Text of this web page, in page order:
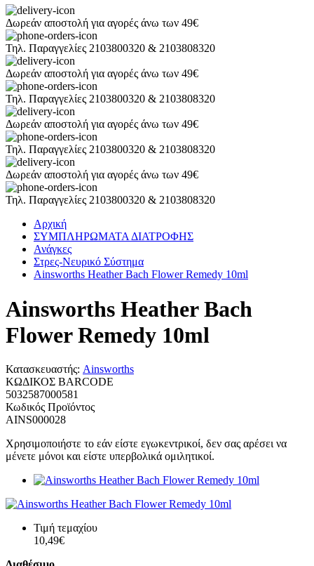
Δωρεάν αποστολή για αγορές άνω των 49€
Τηλ. Παραγγελίες 2103800320 & 2103808320
Δωρεάν αποστολή για αγορές άνω των 49€
Τηλ. Παραγγελίες 2103800320 & 2103808320
Δωρεάν αποστολή για αγορές άνω των 49€
Τηλ. Παραγγελίες 2103800320 & 2103808320
Δωρεάν αποστολή για αγορές άνω των 49€
Τηλ. Παραγγελίες 2103800320 & 2103808320
Αρχική
ΣΥΜΠΛΗΡΩΜΑΤΑ ΔΙΑΤΡΟΦΗΣ
Ανάγκες
Στρες-Νευρικό Σύστημα
Ainsworths Heather Bach Flower Remedy 10ml
Ainsworths Heather Bach
Flower Remedy 10ml
Κατασκευαστής: Ainsworths
ΚΩΔΙΚΟΣ BARCODE
5032587000581
Κωδικός Προϊόντος
AINS000028
Χρησιμοποιήστε το εάν είστε εγωκεντρικοί, δεν σας αρέσει να
μένετε μόνοι και είστε υπερβολικά ομιλητικοί.
Τιμή τεμαχίου
10,49€